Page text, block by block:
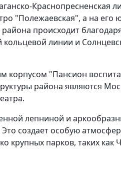
Краснопресненская
"Полежаевская", а на его
происходит
линии и
корпусом "Пансион
района являются
лепниной и
создает особую
крупных парков, таких как